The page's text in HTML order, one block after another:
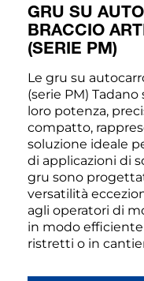
GRU SU
BRACCIO
(SERIE PM)
Le gru su
(serie PM)
loro potenza,
compatto,
soluzione ideale
di applicazioni di
gru sono
versatilità
agli operatori di
in modo
ristretti o in